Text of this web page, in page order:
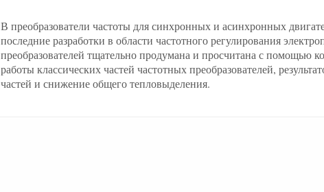
В преобразователи частоты для синхронных и асинхронных
последние разработки в области частотного регулирования
преобразователей тщательно продумана и просчитана с помощью
работы классических частей частотных преобразователей,
частей и снижение общего тепловыделения.